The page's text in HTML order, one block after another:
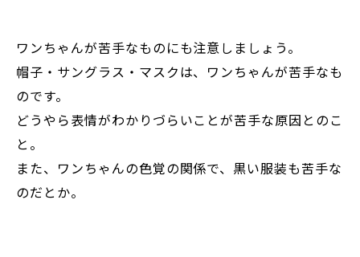
ワンちゃんが苦手なものにも注意しましょう。
帽子・サングラス・マスクは、ワンちゃんが苦手なも
のです。
どうやら表情がわかりづらいことが苦手な原因とのこ
と。
また、ワンちゃんの色覚の関係で、黒い服装も苦手な
のだとか。